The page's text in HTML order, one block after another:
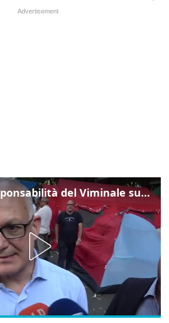
Gualtieri: "Responsabilità del Viminale su Spin Time? La posizione dei partiti è nota"